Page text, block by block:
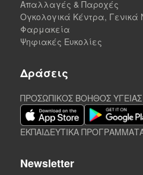
Απαλλαγές & Παροχές
Ογκολογικά Κέντρα, Γενικά
Φαρμακεία
Ψηφιακές Ευκολίες
Δράσεις
ΠΡΟΣΩΠΙΚΟΣ ΒΟΗΘΟΣ ΥΓΕΙΑΣ
ΕΚΠΑΙΔΕΥΤΙΚΑ
Newsletter